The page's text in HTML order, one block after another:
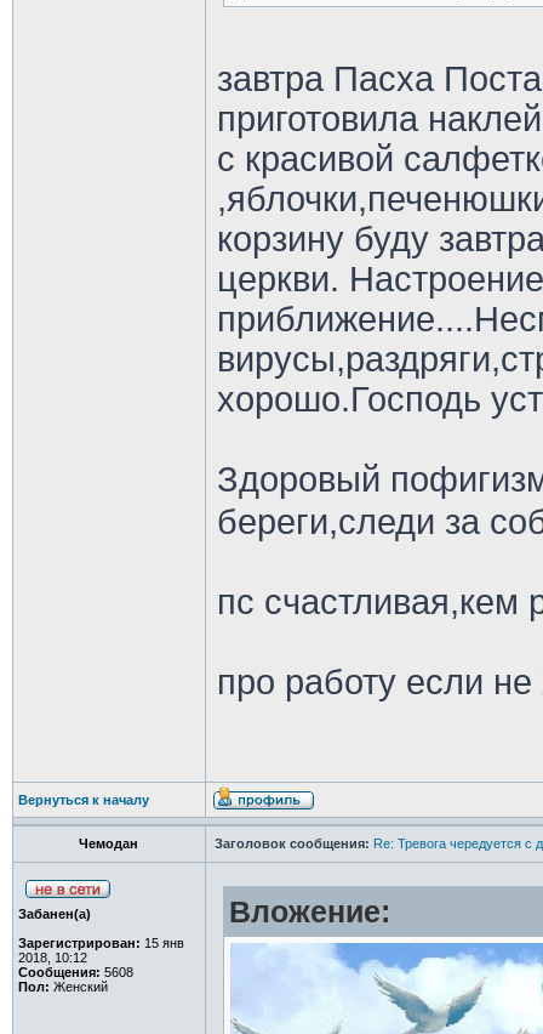
завтра Пасха
приготовила
с красивой
корзину буду
церкви.
хорошо.Господь
Здоровый
береги,следи за
пс счастливая,кем
про работу если
Вернуться к началу
Чемодан Заголовок сообщения: Re: Тревога чередуется с
Забанен(а)
Зарегистрирован: 15 янв
2018, 10:12
Сообщения: 5608
Пол: Женский
Вложение: